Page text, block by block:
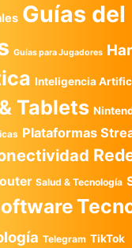
Guías del
Guías para Jugadores
Inteligencia
Tablets
Plataformas
Salud & Tecnología
Telegram TikTok